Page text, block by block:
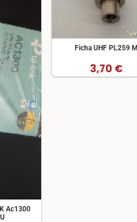
Ac1300
Ficha UHF PL259 M
3,70 €